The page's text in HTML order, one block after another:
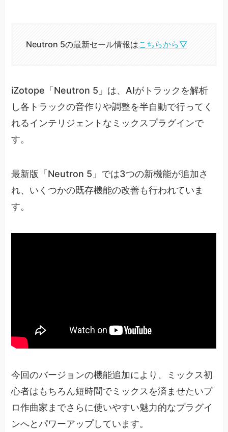
Neutron 5の最新セール情報はこちらから▽
iZotope「Neutron 5」は、AIがトラックを解析
し各トラックの音作りや調整を半自動で行ってく
れるインテリジェントなミックスプラグインで
す。
最新版「Neutron 5」では3つの新機能が追加さ
れ、いくつかの既存機能の改善も行われていま
す。
今回のバージョンの機能追加により、ミックス初
心者はもちろん短時間でミックスを済ませたいプ
ロ作曲家までさらに使いやすい魅力的なプラグイ
ンへとパワーアップしています。